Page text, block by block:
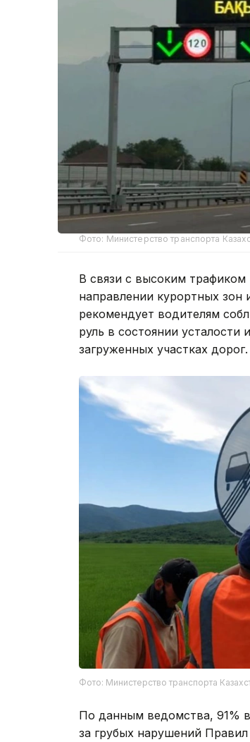
Фото: Министерство транспорта
В связи с высоким трафиком
направлении курортных
рекомендует водителям
руль в состоянии
загруженных участках дорог.
Фото: Министерство транспорта
По данным ведомства, 91%
за грубых нарушений